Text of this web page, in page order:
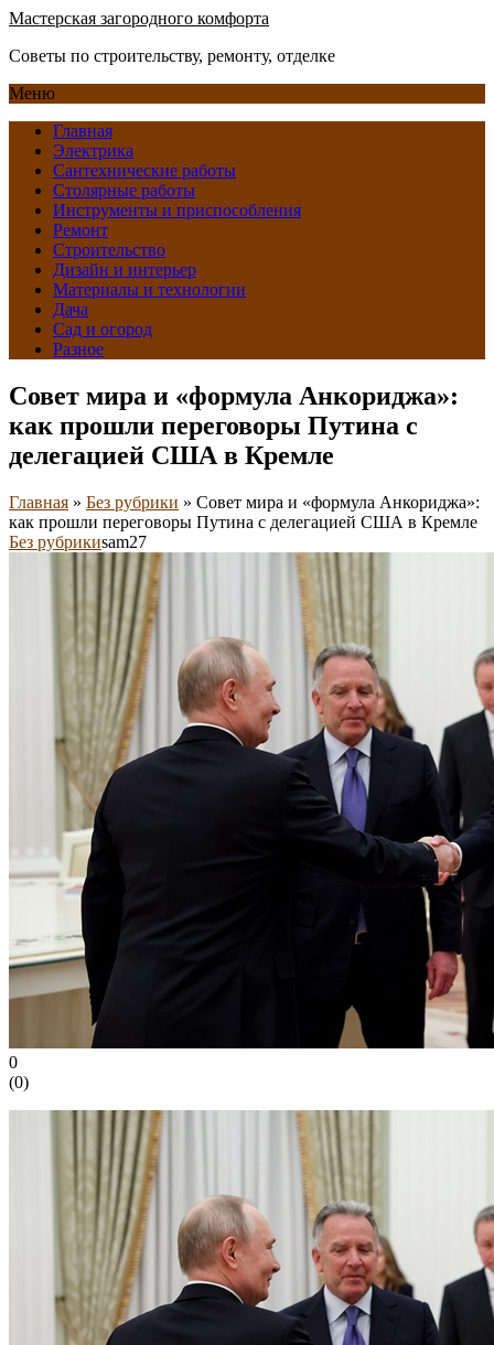
Мастерская загородного комфорта
Советы по строительству, ремонту, отделке
Меню
Главная
Электрика
Сантехнические работы
Столярные работы
Инструменты и приспособления
Ремонт
Строительство
Дизайн и интерьер
Материалы и технологии
Дача
Сад и огород
Разное
Совет мира и «формула Анкориджа»:
как прошли переговоры Путина с
делегацией США в Кремле
Главная » Без рубрики » Совет мира и «формула Анкориджа»:
как прошли переговоры Путина с делегацией США в Кремле
Без рубрикиsam27
0
(0)